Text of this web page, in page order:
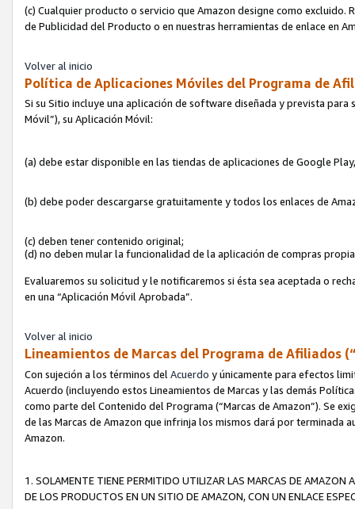
(c) Cualquier producto o servicio que Amazon designe como excluido.
de Publicidad del Producto o en nuestras herramientas de enlace en
Volver al inicio
Política de Aplicaciones Móviles del Programa de
Si su Sitio incluye una aplicación de software diseñada y prevista
Móvil”), su Aplicación Móvil:
(a) debe estar disponible en las tiendas de aplicaciones de Google
(b) debe poder descargarse gratuitamente y todos los enlaces de
(c) deben tener contenido original;
(d) no deben mular la funcionalidad de la aplicación de compras
Evaluaremos su solicitud y le notificaremos si ésta sea aceptada o
en una “Aplicación Móvil Aprobada”.
Volver al inicio
Lineamientos de Marcas del Programa de Afiliados
Con sujeción a los términos del Acuerdo y únicamente para efectos
Acuerdo (incluyendo estos Lineamientos de Marcas y las demás
como parte del Contenido del Programa (“Marcas de Amazon”). Se
de las Marcas de Amazon que infrinja los mismos dará por terminada
Amazon.
1. SOLAMENTE TIENE PERMITIDO UTILIZAR LAS MARCAS DE
DE LOS PRODUCTOS EN UN SITIO DE AMAZON, CON UN ENLACE